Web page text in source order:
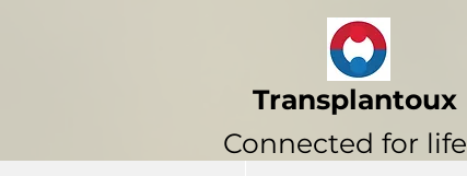
Transplantoux
Connected for life